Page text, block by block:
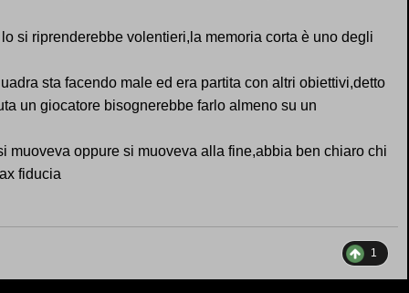
si riprenderebbe volentieri,la memoria corta è uno degli
sta facendo male ed era partita con altri obiettivi,detto
un giocatore bisognerebbe farlo almeno su un
oppure si muoveva alla fine,abbia ben chiaro chi
fiducia
1